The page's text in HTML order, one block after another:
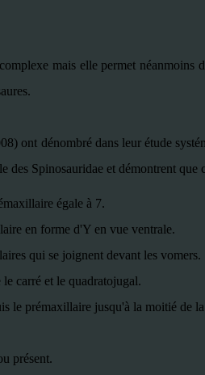
mais elle permet
ont dénombré dans leur étude
des Spinosauridae et démontrent
égale à 7.
en forme d'Y en vue ventrale.
qui se joignent devant les vomers.
carré et le quadratojugal.
le prémaxillaire jusqu'à la moitié de
présent.